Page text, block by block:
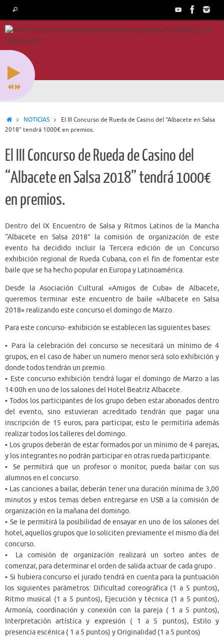
contenido
Buscar
InicioNOTICIAS
El III Concurso de Rueda de Casino del “Albacete en Salsa
2018” tendrá 1000€ en premios.
El III Concurso de Rueda de Casino del
“Albacete en Salsa 2018” tendrá 1000€
en premios.
Dentro del IX Encuentro de Salsa y Ritmos Latinos de la Mancha
“Albacete en Salsa 2018” la comisión de organización de este
evento ha decidido incluir la Tercera edición de un Concurso
exhibición regional de Rueda Cubana, con el fin de fomentar este
baile que se ha hecho popular en Europa y Latinoamérica.
Desde la Asociación Cultural «Amigos de Cuba» de Albacete,
queremos terminar este encuentro de baile «Albacete en Salsa
2018» realizando este concurso el domingo de Marzo.
Para este concurso- exhibición se establecen las siguientes bases:
▪ Para la celebración del concurso se necesitará un mínimo de 4
grupos, en el caso de haber un numero menor será solo exhibición y
donde todos tendrán un premio.
▪ Este concurso exhibición tendrá lugar el domingo de Marzo a las
14:00h en uno de los salones del Hotel Beatriz Albacete.
▪ Todos los participantes de los grupo deben estar abonados dentro
del evento, sino estuvieran acreditado tendrán que pagar una
inscripción de 15 euros, para participar, esto le permitiría además
realizar todos los talleres del domingo.
▪ Los grupos deberán de estar formados por un mínimo de 4 parejas,
y los integrantes no podrán participar en otras rueda participante.
▪ Se permitirá que un profesor o monitor, pueda bailar con sus
alumnos en el concurso.
▪ Las canciones a bailar, deberán tener una duración mínima de 3,00
minutos y estos temas deben entregarse en USB a la comisión de
organización en la mañana del domingo.
▪ Se le permitirá la posibilidad de ensayar en uno de los salones del
hotel, aquellos grupos que lo soliciten previamente el mismo día del
concurso.
▪ La comisión de organización realizará un sorteo antes de
comenzar, para determinar el orden de salida actuar de cada grupo .
▪ Si hubiera concurso el jurado tendrá en cuenta para la puntuación
los siguientes parámetros: Dificultad coreográfica (1 a 5 puntos),
Ritmo musical (1 a 5 puntos), Ejecución y técnica (1 a 5 puntos),
Armonía, coordinación y conexión con la pareja ( 1 a 5 puntos),
Interpretación artística y expresión ( 1 a 5 puntos), Estilo y
presencia escénica ( 1 a 5 puntos) y Originalidad (1 a 5 puntos)